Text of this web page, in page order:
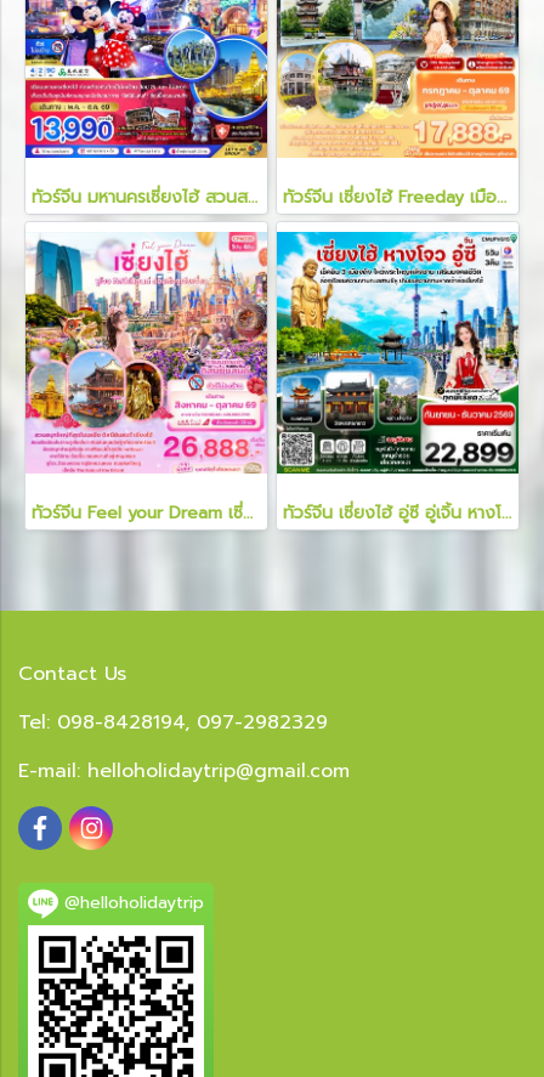
ทัวร์จีน มหานครเซี่ยงไฮ้ สวนสนุกดิสนีย์แลนด์ 4 วัน 2 คืน ทัวร์จีน เซี่ยงไฮ้ Freeday เมืองโบราณ Panlong Tiandi 6 วัน 4 คืน
ทัวร์จีน Feel your Dream เซี่ยงไฮ้ 5 วัน 4 คืน ทัวร์จีน เซี่ยงไฮ้ อู่ซี อู่เจิ้น หางโจว 5 วัน 3 คืน
Contact Us
Tel: 098-8428194, 097-2982329
E-mail: helloholidaytrip@gmail.com
@helloholidaytrip